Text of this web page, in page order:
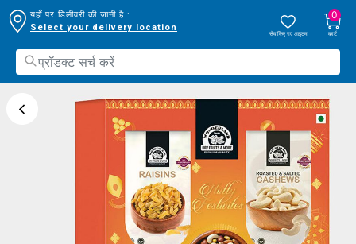
यहाँ पर डिलीवरी की जानी है :
Select your delivery location
सेव किए गए आइटम
0
कार्ट